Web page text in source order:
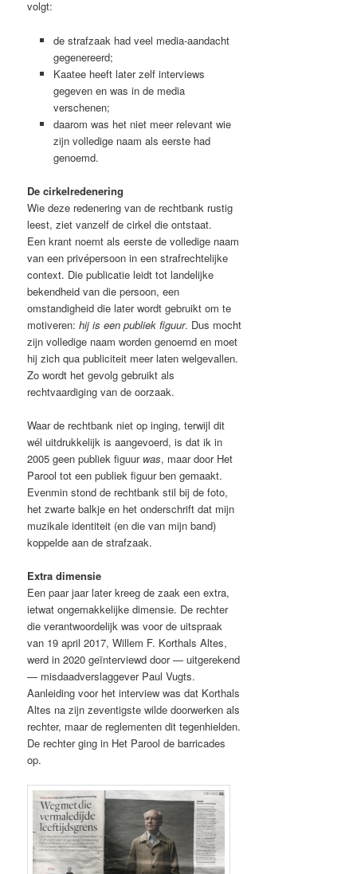
volgt:
de strafzaak had veel media-aandacht
gegenereerd;
Kaatee heeft later zelf interviews
gegeven en was in de media
verschenen;
daarom was het niet meer relevant wie
zijn volledige naam als eerste had
genoemd.
De cirkelredenering
Wie deze redenering van de rechtbank rustig
leest, ziet vanzelf de cirkel die ontstaat.
Een krant noemt als eerste de volledige naam
van een privépersoon in een strafrechtelijke
context. Die publicatie leidt tot landelijke
bekendheid van die persoon, een
omstandigheid die later wordt gebruikt om te
motiveren:hij is een publiek figuur. Dus mocht
zijn volledige naam worden genoemd en moet
hij zich qua publiciteit meer laten welgevallen.
Zo wordt het gevolg gebruikt als
rechtvaardiging van de oorzaak.
Waar de rechtbank niet op inging, terwijl dit
wél uitdrukkelijk is aangevoerd, is dat ik in
2005 geen publiek figuur was, maar door Het
Parool tot een publiek figuur ben gemaakt.
Evenmin stond de rechtbank stil bij de foto,
het zwarte balkje en het onderschrift dat mijn
muzikale identiteit (en die van mijn band)
koppelde aan de strafzaak.
Extra dimensie
Een paar jaar later kreeg de zaak een extra,
ietwat ongemakkelijke dimensie. De rechter
die verantwoordelijk was voor de uitspraak
van 19 april 2017, Willem F. Korthals Altes,
werd in 2020 geïnterviewd door — uitgerekend
— misdaadverslaggever Paul Vugts.
Aanleiding voor het interview was dat Korthals
Altes na zijn zeventigste wilde doorwerken als
rechter, maar de reglementen dit tegenhielden.
De rechter ging in Het Parool de barricades
op.